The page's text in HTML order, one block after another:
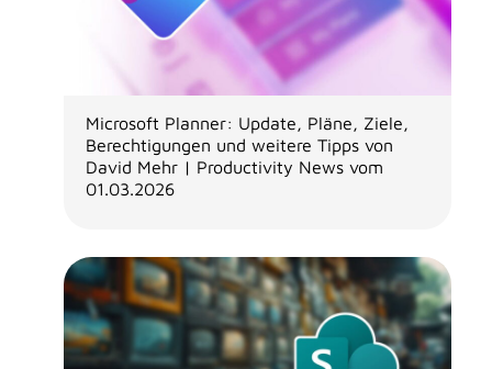
Microsoft Planner: Update, Pläne, Ziele,
Berechtigungen und weitere Tipps von
David Mehr | Productivity News vom
01.03.2026